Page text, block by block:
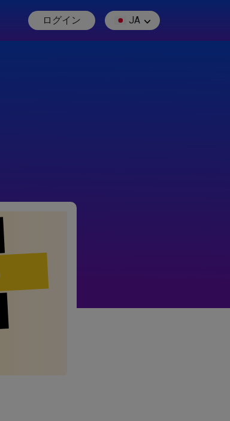
ログイン JA